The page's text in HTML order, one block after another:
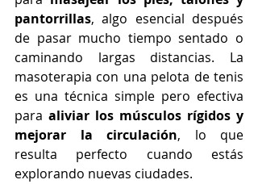
pantorrillas, algo esencial después
de pasar mucho tiempo sentado o
caminando largas distancias. La
masoterapia con una pelota de tenis
es una técnica simple pero efectiva
para aliviar los músculos rígidos y
mejorar la circulación, lo que
resulta perfecto cuando estás
explorando nuevas ciudades.